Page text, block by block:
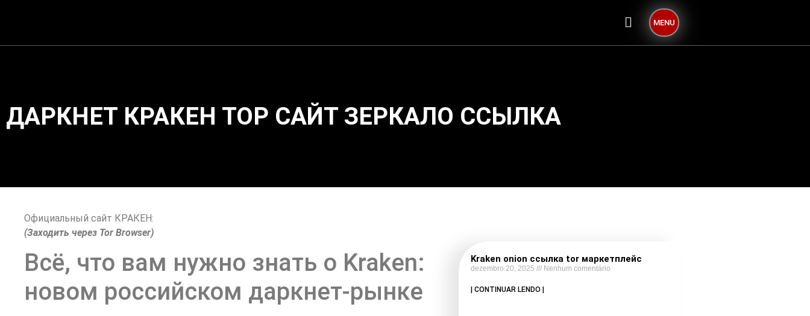
MENU
ДАРКНЕТ КРАКЕН ТОР САЙТ ЗЕРКАЛО ССЫЛКА
Официальный сайт КРАКЕН:
(Заходить через Tor Browser)
Всё, что вам нужно знать о Kraken:
новом российском даркнет-рынке
Kraken onion ссылка tor маркетплейс
dezembro 20, 2025 Nenhum comentário
| CONTINUAR LENDO |